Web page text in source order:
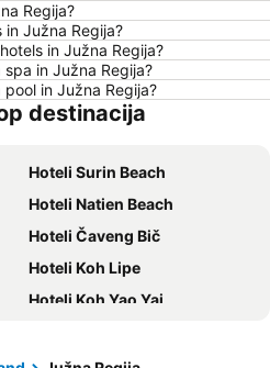
Hoteli Nei Pori
Hoteli Rimini
Hoteli Crna Gora
Hoteli Kipar
Hoteli Italija
Hoteli Malta
Hoteli Ostrvo Zakintos
Hoteli Antalijska provincija
Hoteli Tunis
Regija?
Južna Regija?
in Južna Regija?
in Južna Regija?
in Južna Regija?
destinacija
Hoteli Surin Beach
Hoteli Natien Beach
Hoteli Čaveng Bič
Hoteli Koh Lipe
Hoteli Koh Yao Yai
Hoteli Klong Muang